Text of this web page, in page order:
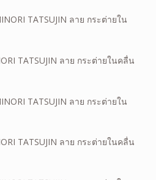
TATSUJIN ลาย กระต่ายในคลื่น
TATSUJIN ลาย กระต่ายในคลื่น